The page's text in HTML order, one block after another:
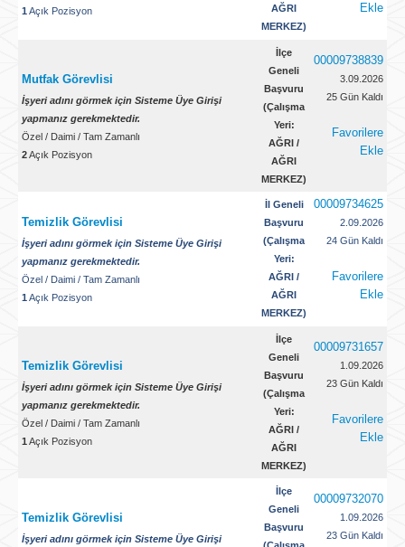
1 Açık Pozisyon
AĞRI
MERKEZ)
Ekle
Mutfak Görevlisi
İşyeri adını görmek için Sisteme Üye Girişi
yapmanız gerekmektedir.
Özel / Daimi / Tam Zamanlı
2Açık Pozisyon
İlçe
Geneli
Başvuru
(Çalışma
Yeri:
AĞRI /
AĞRI
MERKEZ)
00009738839
3.09.2026
25 Gün Kaldı
Favorilere
Ekle
Temizlik Görevlisi
İşyeri adını görmek için Sisteme Üye Girişi
yapmanız gerekmektedir.
Özel / Daimi / Tam Zamanlı
1 Açık Pozisyon
İl Geneli
Başvuru
(Çalışma
Yeri:
AĞRI /
AĞRI
MERKEZ)
00009734625
2.09.2026
24 Gün Kaldı
Favorilere
Ekle
Temizlik Görevlisi
İşyeri adını görmek için Sisteme Üye Girişi
yapmanız gerekmektedir.
Özel / Daimi / Tam Zamanlı
1 Açık Pozisyon
İlçe
Geneli
Başvuru
(Çalışma
Yeri:
AĞRI /
AĞRI
MERKEZ)
00009731657
1.09.2026
23 Gün Kaldı
Favorilere
Ekle
Temizlik Görevlisi
İşyeri adını görmek için Sisteme Üye Girişi
İlçe
Geneli
Başvuru
00009732070
1.09.2026
23 Gün Kaldı